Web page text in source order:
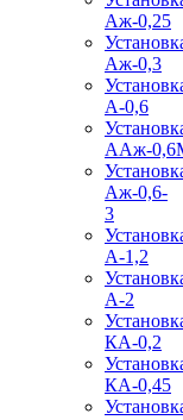
Аж-0,25
Аж-0,3
А-0,6
ААж-
Аж-0,6-
3
А-1,2
А-2
КА-0,2
КА-0,45